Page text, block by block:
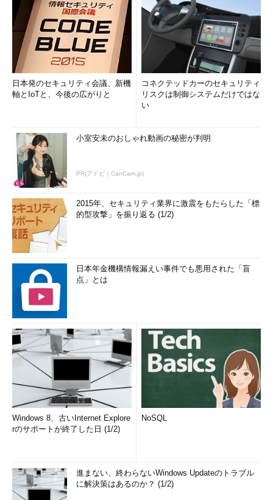
日本発のセキュリティ会議、新機
軸とIoTと、今後の広がりと
コネクテッドカーのセキュリティ
リスクは制御システムだけではな
い
小室安未のおしゃれ動画の秘密が判明
PR(アドビ｜CanCam.jp)
2015年、セキュリティ業界に激震をもたらした「標
的型攻撃」を振り返る (1/2)
日本年金機構情報漏えい事件でも悪用された「盲
点」とは
Windows 8、古いInternet Explore
rのサポートが終了した日 (1/2)
NoSQL
進まない、終わらないWindows Updateのトラブル
に解決策はあるのか？ (1/2)